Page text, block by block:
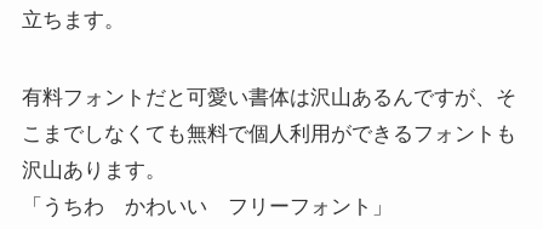
立ちます。
有料フォントだと可愛い書体は沢山あるんですが、そ
こまでしなくても無料で個人利用ができるフォントも
沢山あります。
「うちわ かわいい フリーフォント」